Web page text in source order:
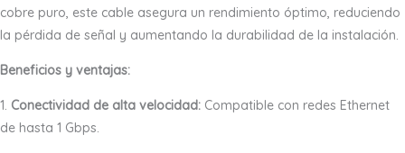
cobre puro, este cable asegura un rendimiento óptimo, reduciendo
la pérdida de señal y aumentando la durabilidad de la instalación.
Beneficios y ventajas:
1. Conectividad de alta velocidad: Compatible con redes Ethernet
de hasta 1 Gbps.